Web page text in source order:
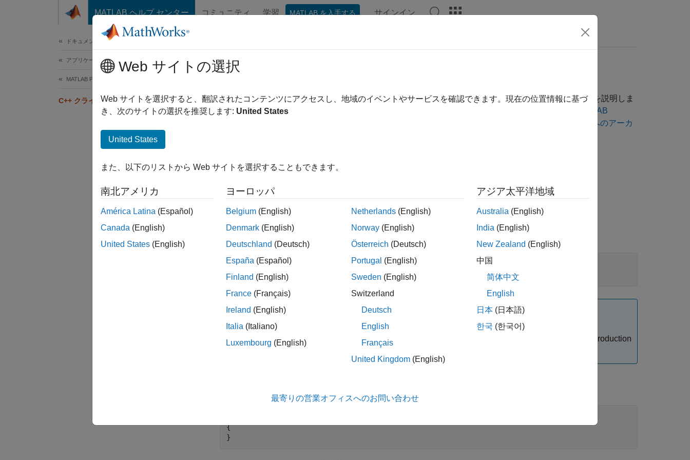
コンテンツへスキップ
MATLAB ヘルプ センター コミュニティ 学習 MATLAB を入手する サインイン
ドキュメンテーションのホーム
アプリケーションのデプロイ
MATLAB Production Server
C++ クライアントの作成
C++ クライアントの作成
この例では、C クライアント API を使用してMATLAB®Production Server™クライアントを記述する方法を説明しま
す。クライアント アプリケーションは、
Production Server アーカイブ コンパイラ アプリを使用した MATLAB
MATLAB Production Server へのアーカ
テキスト エディターを使用して、 addmatrix_client.cppを開きます。
次の include ステートメントをファイルに追加します。
#include <iostream>
#include <mps/client.h>
メモ
MATLAB Production Server
C クライアント API のヘッダー ファイルは、
$MPS_INSTALL /client/c/include/mps フォルダーにあります。ここで、
MATLAB Production
{
}
Web サイトの選択
Web サイトを選択すると、翻訳されたコンテンツにアクセスし、地域のイベントやサービスを確認できます。現在の位置情報に基づ
き、次のサイトの選択を推奨します: United States
United States
また、以下のリストから Web サイトを選択することもできます。
南北アメリカ
América Latina (Español)
Canada (English)
United States (English)
ヨーロッパ
Belgium (English)
Denmark (English)
Deutschland (Deutsch)
España (Español)
Finland (English)
France (Français)
Ireland (English)
Italia (Italiano)
Luxembourg (English)
Netherlands (English)
Norway (English)
Österreich (Deutsch)
Portugal (English)
Sweden (English)
Switzerland
Deutsch
English
Français
United Kingdom (English)
アジア太平洋地域
Australia (English)
India (English)
New Zealand (English)
中国
简体中文
English
日本 (日本語)
한국 (한국어)
最寄りの営業オフィスへのお問い合わせ